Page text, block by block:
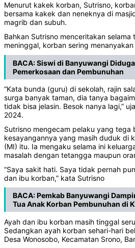
Menurut kakek korban, Sutrisno,
bersama kakek dan neneknya di
magrib dan subuh.
Bahkan Sutrisno menceritakan selama
meninggal, korban sering
BACA:Siswi di Banyuwangi
Pemerkosaan dan Pembunuhan
“Kata bunda (guru) di sekolah, rajin
surga banyak taman, dia tanya
tidak bisa jelasin. Besok nanya lagi,”
2024.
Sutrisno mengecam pelaku yang tega
kesayangannya yang masih duduk di
(MI) itu. Ia mengaku selama ini
masalah dengan tetangga maupun
“Saya sakit hati. Saya tidak pernah
dan ibu korban,” kata Sutrisno
BACA:Pemkab Banyuwangi
Tua Anak Korban Pembunuhan di
Ayah dan ibu korban masih tinggal
Sedangkan ayah korban sehari-hari
Desa Wonosobo, Kecamatan Srono,